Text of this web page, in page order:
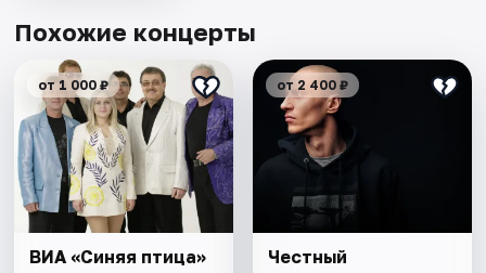
Похожие концерты
от 1 000 ₽
ВИА «Синяя птица»
от 2 400 ₽
Честный